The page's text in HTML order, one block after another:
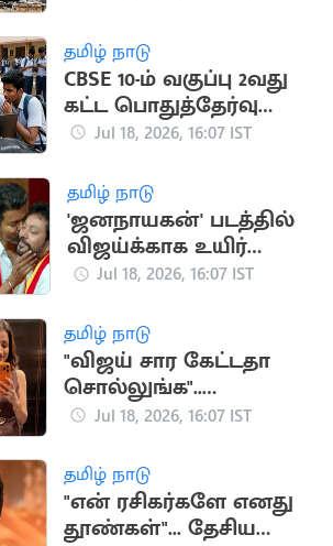
தமிழ் நாடு
CBSE 10-ம் வகுப்பு 2வது
கட்ட பொதுத்தேர்வு
முடிவுகள்
Jul 18, 2026, 16:07 IST
தமிழ் நாடு
'ஜனநாயகன்' படத்தில்
விஜய்க்காக உயிர்
கொடுக்கும் நண்பன்
ஸ்ரீநாத்
Jul 18, 2026, 16:07 IST
தமிழ் நாடு
"விஜய் சார கேட்டதா
சொல்லுங்க"..
திரிஷாவை நோக்கி
ரசிகர்கள்
Jul 18, 2026, 16:07 IST
தமிழ் நாடு
"என் ரசிகர்களே எனது
தூண்கள்"... தேசிய